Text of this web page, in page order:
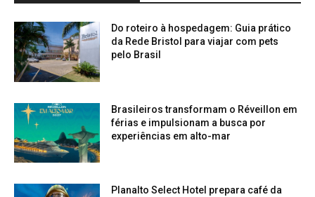
Do roteiro à hospedagem: Guia prático
da Rede Bristol para viajar com pets
pelo Brasil
Brasileiros transformam o Réveillon em
férias e impulsionam a busca por
experiências em alto-mar
Planalto Select Hotel prepara café da